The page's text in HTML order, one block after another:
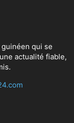
qui se
actualité fiable,